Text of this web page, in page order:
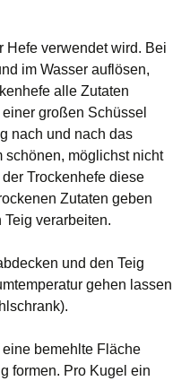
Hefe verwendet wird. Bei
im Wasser auflösen,
alle Zutaten
großen Schüssel
nach und nach das
schönen, möglichst nicht
Trockenhefe diese
Zutaten geben
verarbeiten.
und den Teig
gehen lassen
bemehlte Fläche
formen. Pro Kugel ein